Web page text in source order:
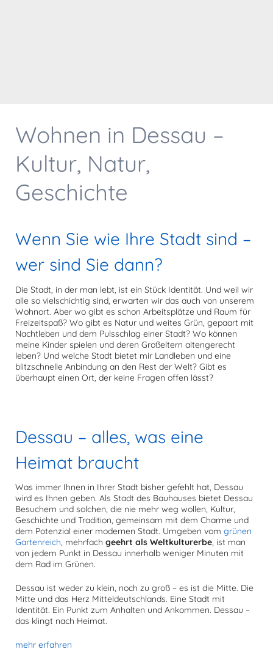
Wohnen in Dessau –
Kultur, Natur,
Geschichte
Wenn Sie wie Ihre Stadt sind –
wer sind Sie dann?
Die Stadt, in der man lebt, ist ein Stück Identität. Und weil wir
alle so vielschichtig sind, erwarten wir das auch von unserem
Wohnort. Aber wo gibt es schon Arbeitsplätze und Raum für
Freizeitspaß? Wo gibt es Natur und weites Grün, gepaart mit
Nachtleben und dem Pulsschlag einer Stadt? Wo können
meine Kinder spielen und deren Großeltern altengerecht
leben? Und welche Stadt bietet mir Landleben und eine
blitzschnelle Anbindung an den Rest der Welt? Gibt es
überhaupt einen Ort, der keine Fragen offen lässt?
Dessau – alles, was eine
Heimat braucht
Was immer Ihnen in Ihrer Stadt bisher gefehlt hat, Dessau
wird es Ihnen geben. Als Stadt des Bauhauses bietet Dessau
Besuchern und solchen, die nie mehr weg wollen, Kultur,
Geschichte und Tradition, gemeinsam mit dem Charme und
dem Potenzial einer modernen Stadt. Umgeben vom grünen
Gartenreich, mehrfach geehrt als Weltkulturerbe, ist man
von jedem Punkt in Dessau innerhalb weniger Minuten mit
dem Rad im Grünen.
Dessau ist weder zu klein, noch zu groß – es ist die Mitte. Die
Mitte und das Herz Mitteldeutschlands. Eine Stadt mit
Identität. Ein Punkt zum Anhalten und Ankommen. Dessau –
das klingt nach Heimat.
mehr erfahren